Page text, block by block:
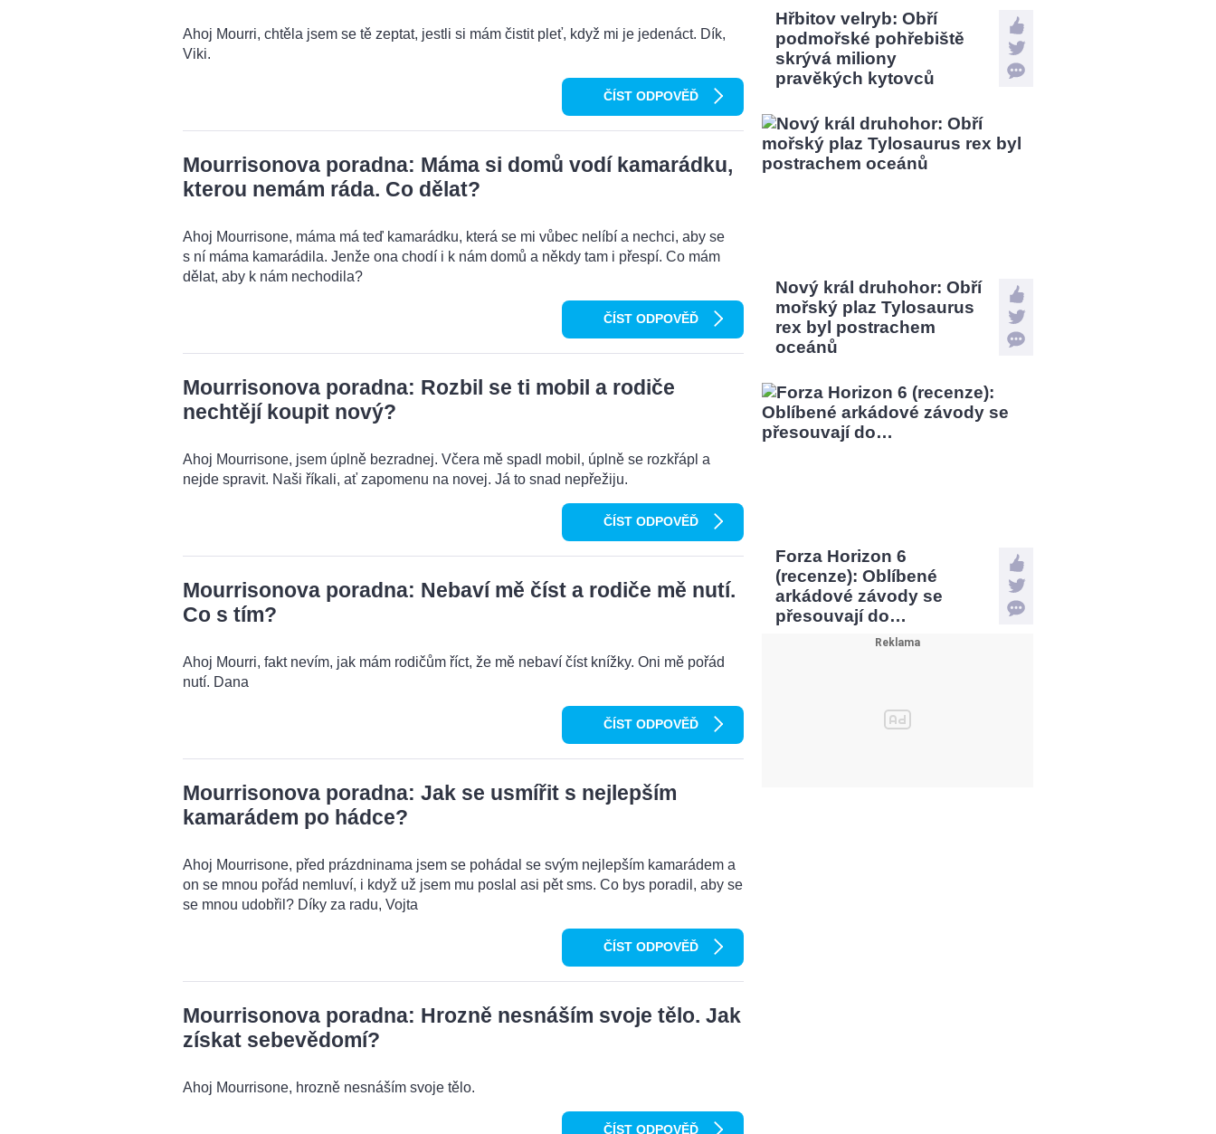
Ahoj Mourri, chtěla jsem se tě zeptat, jestli si mám čistit pleť, když mi je jedenáct. Dík,
Viki.
ČÍST ODPOVĚĎ
Mourrisonova poradna: Máma si domů vodí kamarádku,
kterou nemám ráda. Co dělat?
Ahoj Mourrisone, máma má teď kamarádku, která se mi vůbec nelíbí a nechci, aby se
s ní máma kamarádila. Jenže ona chodí i k nám domů a někdy tam i přespí. Co mám
dělat, aby k nám nechodila?
ČÍST ODPOVĚĎ
Mourrisonova poradna: Rozbil se ti mobil a rodiče
nechtějí koupit nový?
Ahoj Mourrisone, jsem úplně bezradnej. Včera mě spadl mobil, úplně se rozkřápl a
nejde spravit. Naši říkali, ať zapomenu na novej. Já to snad nepřežiju.
ČÍST ODPOVĚĎ
Mourrisonova poradna: Nebaví mě číst a rodiče mě nutí.
Co s tím?
Ahoj Mourri, fakt nevím, jak mám rodičům říct, že mě nebaví číst knížky. Oni mě pořád
nutí. Dana
ČÍST ODPOVĚĎ
Mourrisonova poradna: Jak se usmířit s nejlepším
kamarádem po hádce?
Ahoj Mourrisone, před prázdninama jsem se pohádal se svým nejlepším kamarádem a
on se mnou pořád nemluví, i když už jsem mu poslal asi pět sms. Co bys poradil, aby se
se mnou udobřil? Díky za radu, Vojta
ČÍST ODPOVĚĎ
Mourrisonova poradna: Hrozně nesnáším svoje tělo. Jak
získat sebevědomí?
Ahoj Mourrisone, hrozně nesnáším svoje tělo.
ČÍST ODPOVĚĎ
Hřbitov velryb: Obří
podmořské pohřebiště
skrývá miliony
pravěkých kytovců
Nový král druhohor: Obří
mořský plaz Tylosaurus
rex byl postrachem
oceánů
Forza Horizon 6
(recenze): Oblíbené
arkádové závody se
přesouvají do…